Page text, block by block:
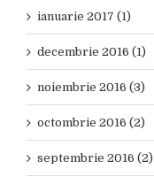
ianuarie 2017 (1)
decembrie 2016 (1)
noiembrie 2016 (3)
octombrie 2016 (2)
septembrie 2016 (2)